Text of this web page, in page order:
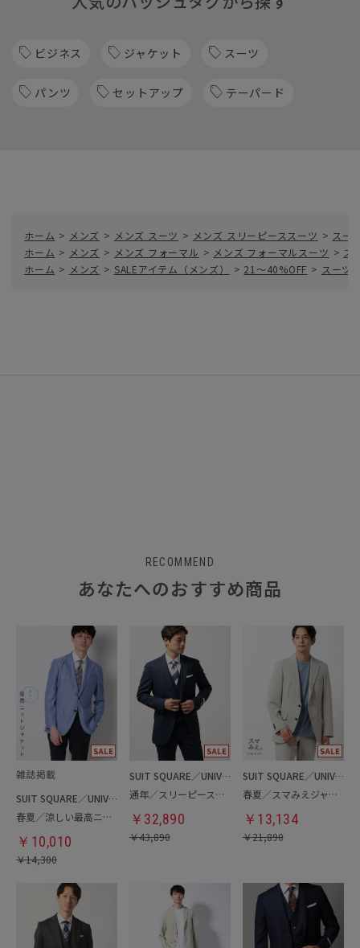
ビジネス ジャケット スーツ
パンツ セットアップ テーパード
ホーム > メンズ > メンズ スーツ > メンズ スリーピーススーツ > スー
ホーム > メンズ > メンズ フォーマル > メンズ フォーマルスーツ > ス
ホーム > メンズ > SALEアイテム（メンズ） > 21～40%OFF > スーツ
RECOMMEND
あなたへのおすすめ商品
SUIT SQUARE／UNIVERSAL LANGUAGE
春夏／涼しい最高ニットジャケット
￥ 10,010
￥14,300
SUIT SQUARE／UNIVERSAL LANGUAGE
通年／スリーピーススーツ／フォーマル兼用
￥ 32,890
￥43,890
SUIT SQUARE／UNIVERSAL LANGUAGE
春夏／スマみえジャケット
￥ 13,134
￥21,890